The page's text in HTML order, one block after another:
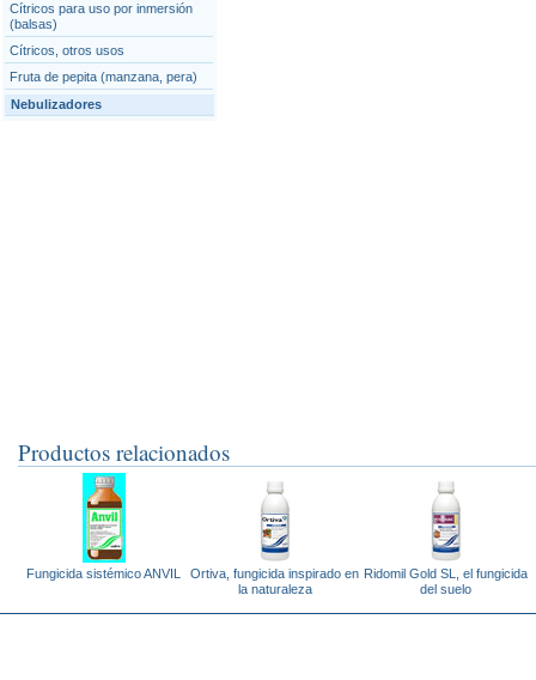
Cítricos para uso por inmersión
(balsas)
Cítricos, otros usos
Fruta de pepita (manzana, pera)
Nebulizadores
Productos relacionados
Fungicida sistémico ANVIL
Ortiva, fungicida inspirado en
la naturaleza
Ridomil Gold SL, el fungicida
del suelo